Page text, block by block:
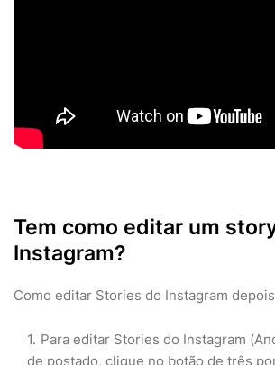
Tem como editar um
Instagram?
Como editar Stories do Instagram
Para editar Stories do Instagram
de postado, clique no botão de três